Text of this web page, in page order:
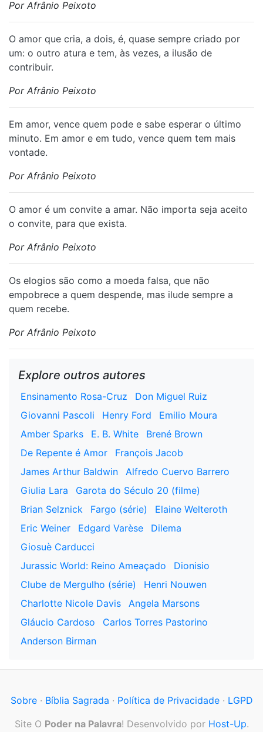
Por Afrânio Peixoto
O amor que cria, a dois, é, quase sempre criado por
um: o outro atura e tem, às vezes, a ilusão de
contribuir.
Por Afrânio Peixoto
Em amor, vence quem pode e sabe esperar o último
minuto. Em amor e em tudo, vence quem tem mais
vontade.
Por Afrânio Peixoto
O amor é um convite a amar. Não importa seja aceito
o convite, para que exista.
Por Afrânio Peixoto
Os elogios são como a moeda falsa, que não
empobrece a quem despende, mas ilude sempre a
quem recebe.
Por Afrânio Peixoto
Explore outros autores
Ensinamento Rosa-Cruz
Don Miguel Ruiz
Giovanni Pascoli
Henry Ford
Emilio Moura
Amber Sparks
E. B. White
Brené Brown
De Repente é Amor
François Jacob
James Arthur Baldwin
Alfredo Cuervo Barrero
Giulia Lara
Garota do Século 20 (filme)
Brian Selznick
Fargo (série)
Elaine Welteroth
Eric Weiner
Edgard Varèse
Dilema
Giosuè Carducci
Jurassic World: Reino Ameaçado
Dionisio
Clube de Mergulho (série)
Henri Nouwen
Charlotte Nicole Davis
Angela Marsons
Gláucio Cardoso
Carlos Torres Pastorino
Anderson Birman
Sobre· Bíblia Sagrada · Política de Privacidade· LGPD
Site O Poder na Palavra! Desenvolvido por Host-Up.